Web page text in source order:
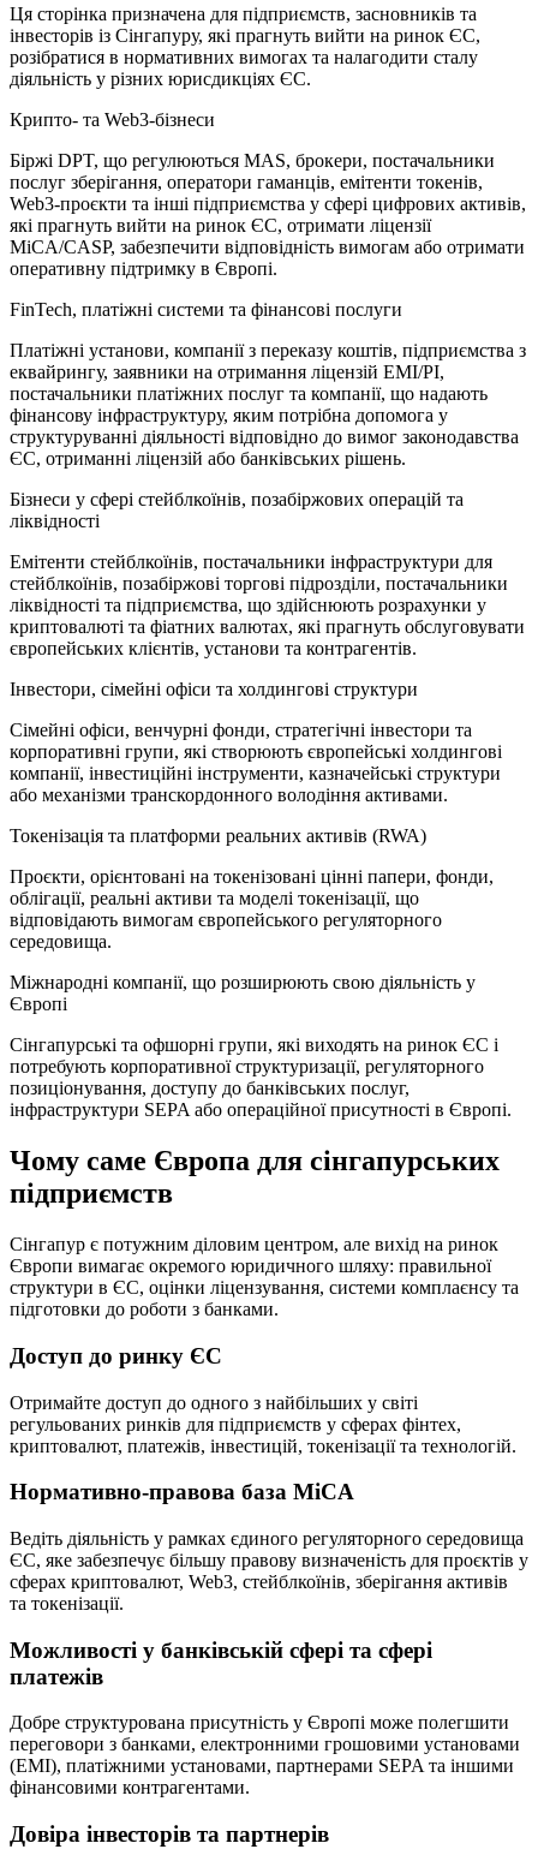
Ця сторінка призначена для підприємств, засновників та
інвесторів із Сінгапуру, які прагнуть вийти на ринок ЄС,
розібратися в нормативних вимогах та налагодити сталу
діяльність у різних юрисдикціях ЄС.
Крипто- та Web3-бізнеси
Біржі DPT, що регулюються MAS, брокери, постачальники
послуг зберігання, оператори гаманців, емітенти токенів,
Web3-проєкти та інші підприємства у сфері цифрових активів,
які прагнуть вийти на ринок ЄС, отримати ліцензії
MiCA/CASP, забезпечити відповідність вимогам або отримати
оперативну підтримку в Європі.
FinTech, платіжні системи та фінансові послуги
Платіжні установи, компанії з переказу коштів, підприємства з
еквайрингу, заявники на отримання ліцензій EMI/PI,
постачальники платіжних послуг та компанії, що надають
фінансову інфраструктуру, яким потрібна допомога у
структуруванні діяльності відповідно до вимог законодавства
ЄС, отриманні ліцензій або банківських рішень.
Бізнеси у сфері стейблкоїнів, позабіржових операцій та
ліквідності
Емітенти стейблкоїнів, постачальники інфраструктури для
стейблкоїнів, позабіржові торгові підрозділи, постачальники
ліквідності та підприємства, що здійснюють розрахунки у
криптовалюті та фіатних валютах, які прагнуть обслуговувати
європейських клієнтів, установи та контрагентів.
Інвестори, сімейні офіси та холдингові структури
Сімейні офіси, венчурні фонди, стратегічні інвестори та
корпоративні групи, які створюють європейські холдингові
компанії, інвестиційні інструменти, казначейські структури
або механізми транскордонного володіння активами.
Токенізація та платформи реальних активів (RWA)
Проєкти, орієнтовані на токенізовані цінні папери, фонди,
облігації, реальні активи та моделі токенізації, що
відповідають вимогам європейського регуляторного
середовища.
Міжнародні компанії, що розширюють свою діяльність у
Європі
Сінгапурські та офшорні групи, які виходять на ринок ЄС і
потребують корпоративної структуризації, регуляторного
позиціонування, доступу до банківських послуг,
інфраструктури SEPA або операційної присутності в Європі.
Чому саме Європа для сінгапурських
підприємств
Сінгапур є потужним діловим центром, але вихід на ринок
Європи вимагає окремого юридичного шляху: правильної
структури в ЄС, оцінки ліцензування, системи комплаєнсу та
підготовки до роботи з банками.
Доступ до ринку ЄС
Отримайте доступ до одного з найбільших у світі
регульованих ринків для підприємств у сферах фінтех,
криптовалют, платежів, інвестицій, токенізації та технологій.
Нормативно-правова база MiCA
Ведіть діяльність у рамках єдиного регуляторного середовища
ЄС, яке забезпечує більшу правову визначеність для проєктів у
сферах криптовалют, Web3, стейблкоїнів, зберігання активів
та токенізації.
Можливості у банківській сфері та сфері
платежів
Добре структурована присутність у Європі може полегшити
переговори з банками, електронними грошовими установами
(EMI), платіжними установами, партнерами SEPA та іншими
фінансовими контрагентами.
Довіра інвесторів та партнерів